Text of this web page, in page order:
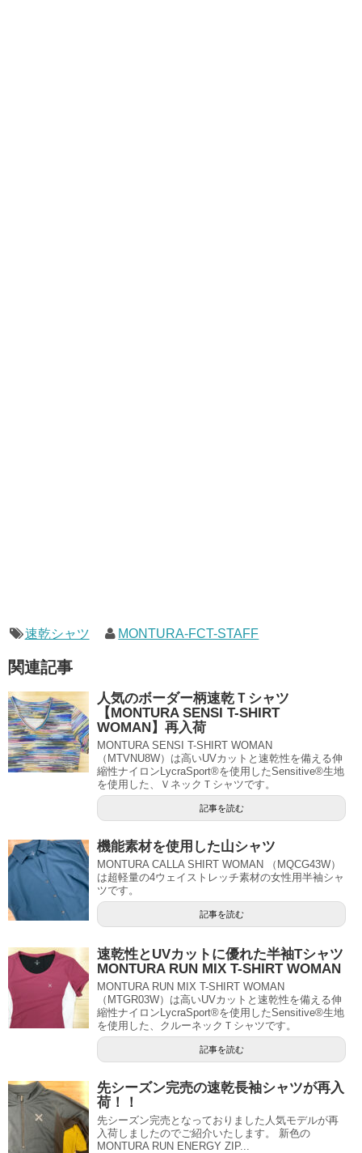
速乾シャツ MONTURA-FCT-STAFF
関連記事
人気のボーダー柄速乾Ｔシャツ
【MONTURA SENSI T-SHIRT
WOMAN】再入荷
MONTURA SENSI T-SHIRT WOMAN
（MTVNU8W）は高いUVカットと速乾性を備える伸
縮性ナイロンLycraSport®を使用したSensitive®生地
を使用した、ＶネックＴシャツです。
記事を読む
機能素材を使用した山シャツ
MONTURA CALLA SHIRT WOMAN （MQCG43W）
は超軽量の4ウェイストレッチ素材の女性用半袖シャ
ツです。
記事を読む
速乾性とUVカットに優れた半袖Tシャツ
MONTURA RUN MIX T-SHIRT WOMAN
MONTURA RUN MIX T-SHIRT WOMAN
（MTGR03W）は高いUVカットと速乾性を備える伸
縮性ナイロンLycraSport®を使用したSensitive®生地
を使用した、クルーネックＴシャツです。
記事を読む
先シーズン完売の速乾長袖シャツが再入
荷！！
先シーズン完売となっておりました人気モデルが再
入荷しましたのでご紹介いたします。 新色の
MONTURA RUN ENERGY ZIP...